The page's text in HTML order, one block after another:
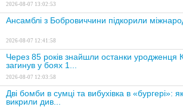
2026-08-07 13:02:53
Ансамблі з Бобровиччини підкорили
2026-08-07 12:41:58
Через 85 років знайшли останки уродженця
загинув у боях 1...
2026-08-07 12:03:58
Дві бомби в сумці та вибухівка в «бургері»:
викрили див...